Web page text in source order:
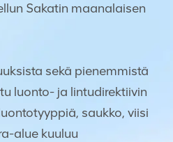
Sakatin maanalaisen
sekä pienemmistä
luonto- ja lintudirektiivin
saukko, viisi
alue kuuluu